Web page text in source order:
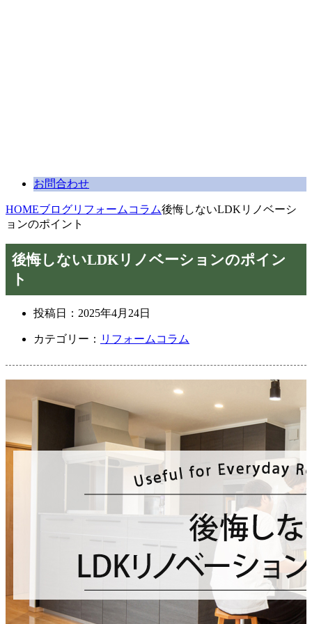
お問合わせ
HOMEブログリフォームコラム後悔しないLDKリノベーシ
ョンのポイント
後悔しないLDKリノベーションのポイン
ト
投稿日： 2025年4月24日
カテゴリー： リフォームコラム